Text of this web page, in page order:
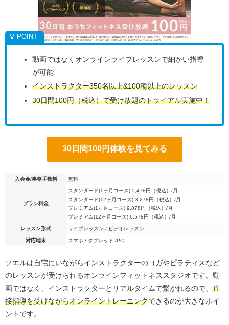
動画ではなくオンラインライブレッスンで細かい指導
が可能
インストラクター350名以上&100種以上のレッスン
30日間100円（税込）で受け放題のトライアル実施中！
30日間100円体験を見てみる
入会金/事務手数料 無料
プラン料金
スタンダード(1ヶ月コース) 5,478円（税込）/月
スタンダード(12ヶ月コース) 3,278円（税込）/月
プレミアム(1ヶ月コース) 9,878円（税込）/月
プレミアム(12ヶ月コース) 6,578円（税込）/月
レッスン形式 ライブレッスン / ビデオレッスン
対応端末 スマホ / タブレット /PC
ソエルは自宅にいながらインストラクターのヨガやピラティスなど
のレッスンが受けられるオンラインフィットネススタジオです。動
画ではなく、インストラクターとリアルタイムで繋がれるので、 直
接指導を受けながらオンライントレーニングできるのが大きなポイ
ントです。